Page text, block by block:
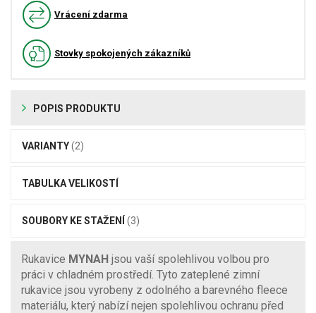
Vrácení zdarma
Stovky spokojených zákazníků
POPIS PRODUKTU
VARIANTY(2)
TABULKA VELIKOSTÍ
SOUBORY KE STAŽENÍ (3)
Rukavice MYNAH jsou vaší spolehlivou volbou pro
práci v chladném prostředí. Tyto zateplené zimní
rukavice jsou vyrobeny z odolného a barevného fleece
materiálu, který nabízí nejen spolehlivou ochranu před